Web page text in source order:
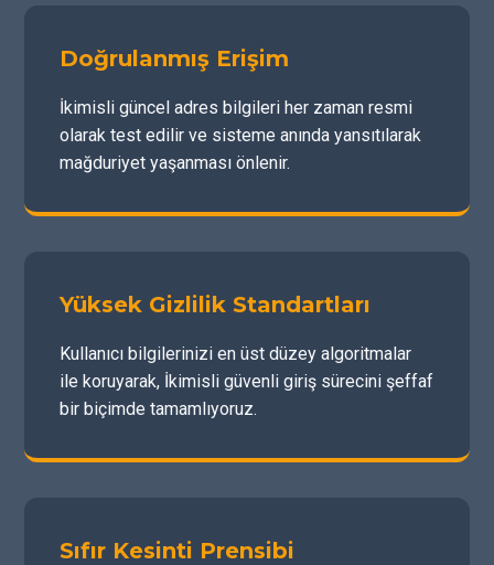
Doğrulanmış Erişim
İkimisli güncel adres bilgileri her zaman resmi
olarak test edilir ve sisteme anında yansıtılarak
mağduriyet yaşanması önlenir.
Yüksek Gizlilik Standartları
Kullanıcı bilgilerinizi en üst düzey algoritmalar
ile koruyarak, İkimisli güvenli giriş sürecini şeffaf
bir biçimde tamamlıyoruz.
Sıfır Kesinti Prensibi